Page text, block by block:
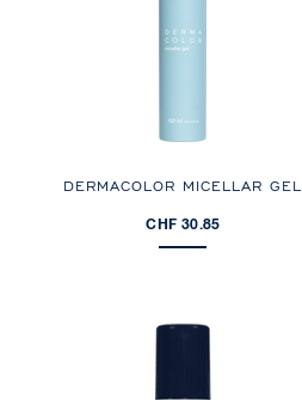
DERMACOLOR MICELLAR GEL
CHF 30.85